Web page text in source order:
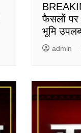
फैसलों पर
भूमि
admin